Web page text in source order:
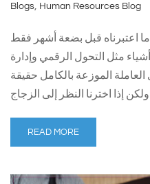
Blogs Human Resources Blog
ما اعتبرناه قبل بضعة أشهر فقط
مثل التحول الرقمي وإدارة
العاملة الموزعة بالكامل حقيقة
READ MORE